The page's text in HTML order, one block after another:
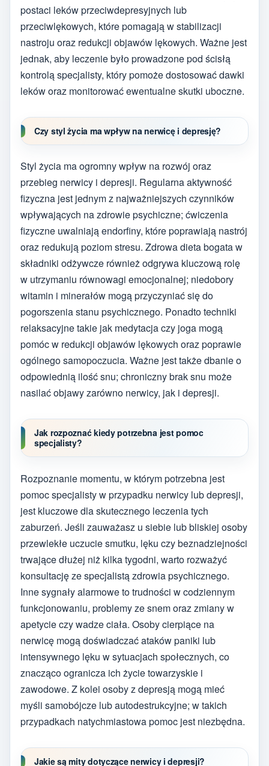
postaci leków przeciwdepresyjnych lub
przeciwlękowych, które pomagają w stabilizacji
nastroju oraz redukcji objawów lękowych. Ważne jest
jednak, aby leczenie było prowadzone pod ścisłą
kontrolą specjalisty, który pomoże dostosować dawki
leków oraz monitorować ewentualne skutki uboczne.
Czy styl życia ma wpływ na nerwicę i depresję?
Styl życia ma ogromny wpływ na rozwój oraz
przebieg nerwicy i depresji. Regularna aktywność
fizyczna jest jednym z najważniejszych czynników
wpływających na zdrowie psychiczne; ćwiczenia
fizyczne uwalniają endorfiny, które poprawiają nastrój
oraz redukują poziom stresu. Zdrowa dieta bogata w
składniki odżywcze również odgrywa kluczową rolę
w utrzymaniu równowagi emocjonalnej; niedobory
witamin i minerałów mogą przyczyniać się do
pogorszenia stanu psychicznego. Ponadto techniki
relaksacyjne takie jak medytacja czy joga mogą
pomóc w redukcji objawów lękowych oraz poprawie
ogólnego samopoczucia. Ważne jest także dbanie o
odpowiednią ilość snu; chroniczny brak snu może
nasilać objawy zarówno nerwicy, jak i depresji.
Jak rozpoznać kiedy potrzebna jest pomoc
specjalisty?
Rozpoznanie momentu, w którym potrzebna jest
pomoc specjalisty w przypadku nerwicy lub depresji,
jest kluczowe dla skutecznego leczenia tych
zaburzeń. Jeśli zauważasz u siebie lub bliskiej osoby
przewlekłe uczucie smutku, lęku czy beznadziejności
trwające dłużej niż kilka tygodni, warto rozważyć
konsultację ze specjalistą zdrowia psychicznego.
Inne sygnały alarmowe to trudności w codziennym
funkcjonowaniu, problemy ze snem oraz zmiany w
apetycie czy wadze ciała. Osoby cierpiące na
nerwicę mogą doświadczać ataków paniki lub
intensywnego lęku w sytuacjach społecznych, co
znacząco ogranicza ich życie towarzyskie i
zawodowe. Z kolei osoby z depresją mogą mieć
myśli samobójcze lub autodestrukcyjne; w takich
przypadkach natychmiastowa pomoc jest niezbędna.
Jakie są mity dotyczące nerwicy i depresji?